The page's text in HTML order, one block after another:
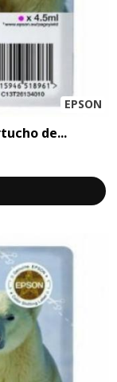
EPSON
de...